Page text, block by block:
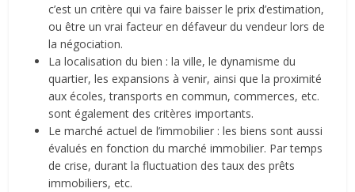
c’est un critère qui va faire baisser le prix d’estimation,
ou être un vrai facteur en défaveur du vendeur lors de
la négociation.
La localisation du bien : la ville, le dynamisme du
quartier, les expansions à venir, ainsi que la proximité
aux écoles, transports en commun, commerces, etc.
sont également des critères importants.
Le marché actuel de l’immobilier : les biens sont aussi
évalués en fonction du marché immobilier. Par temps
de crise, durant la fluctuation des taux des prêts
immobiliers, etc.